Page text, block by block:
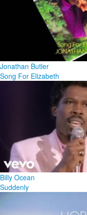
Jonathan Butler
Song For Elizabeth
Billy Ocean
Suddenly